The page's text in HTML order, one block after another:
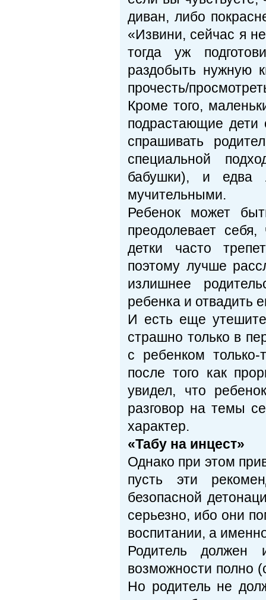
диван, либо
«Извини, сейчас я
тогда уж
раздобыть нужную
прочесть/
Кроме того,
подрастающие дети
спрашивать
специальной
бабушки), и
мучительными.
Ребенок может
преодолевает
детки часто
поэтому лучше
излишнее
ребенка и отвадить
И есть еще
страшно только в
с ребенком
после того как
увидел, что
разговор на темы
характер.
«Табу на инцест»
Однако при этом
пусть эти
безопасной
серьезно, ибо они
воспитании, а
Родитель должен
возможности полно
Но родитель не